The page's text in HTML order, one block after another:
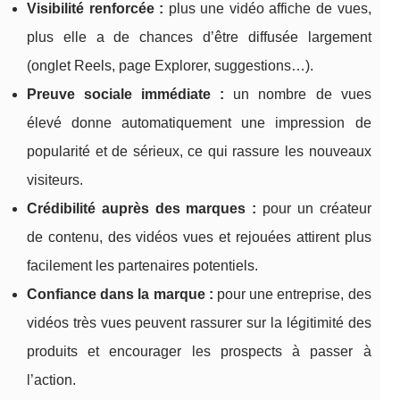
Visibilité renforcée : plus une vidéo affiche de vues,
plus elle a de chances d’être diffusée largement
(onglet Reels, page Explorer, suggestions…).
Preuve sociale immédiate : un nombre de vues
élevé donne automatiquement une impression de
popularité et de sérieux, ce qui rassure les nouveaux
visiteurs.
Crédibilité auprès des marques : pour un créateur
de contenu, des vidéos vues et rejouées attirent plus
facilement les partenaires potentiels.
Confiance dans la marque : pour une entreprise, des
vidéos très vues peuvent rassurer sur la légitimité des
produits et encourager les prospects à passer à
l’action.